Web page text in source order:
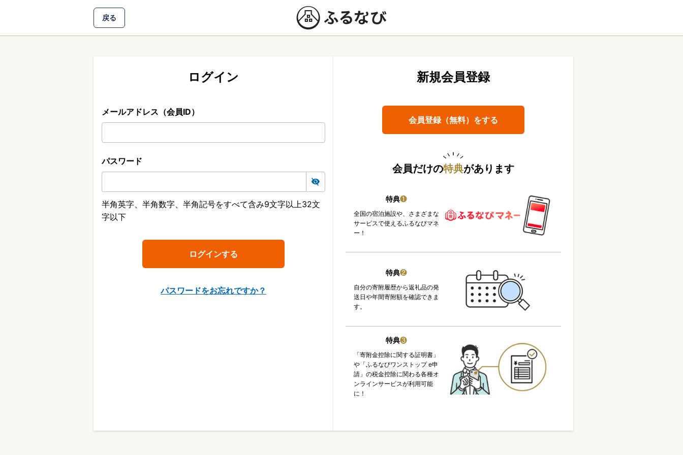
戻る
ログイン
メールアドレス（会員ID）
パスワード
半角英字、半角数字、半角記号をすべて含み9文字以上32文
字以下
パスワードをお忘れですか？
新規会員登録
会員登録（無料）をする
会員だけの特典があります
特典❶
全国の宿泊施設や、さまざまな
サービスで使えるふるなびマネ
ー！
特典❷
自分の寄附履歴から返礼品の発
送日や年間寄附額を確認できま
す。
特典❸
「寄附金控除に関する証明書」
や「ふるなびワンストップ e申
請」の税金控除に関わる各種オ
ンラインサービスが利用可能
に！